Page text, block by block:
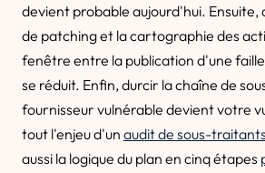
devient probable aujourd'hui. Ensuite,
de patching et la cartographie des
fenêtre entre la publication d'une
se réduit. Enfin, durcir la chaîne de
fournisseur vulnérable devient votre
tout l'enjeu d'un audit de sous-
aussi la logique du plan en cinq étapes